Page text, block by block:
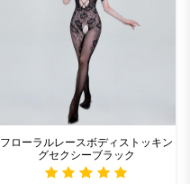
フローラルレースボディストッキン
グセクシーブラック